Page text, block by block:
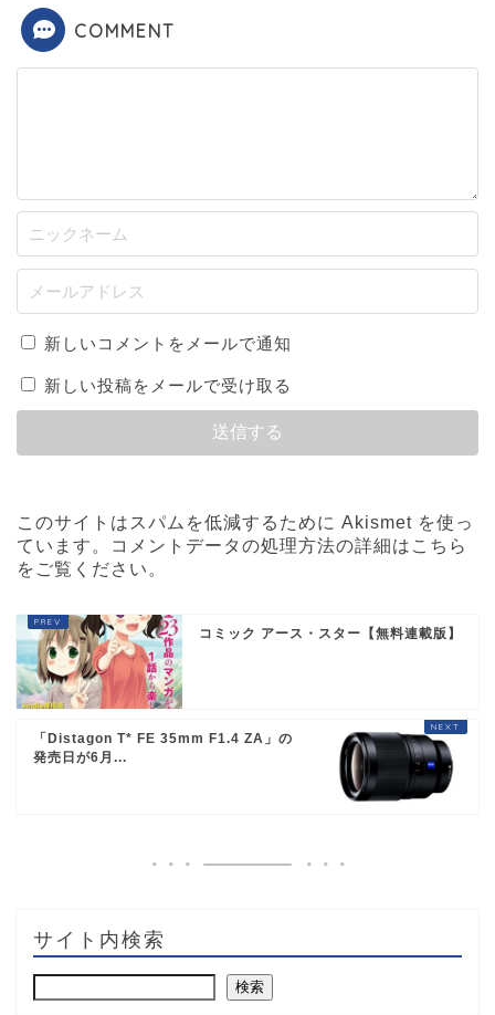
COMMENT
新しいコメントをメールで通知
新しい投稿をメールで受け取る
このサイトはスパムを低減するために Akismet を使っ
ています。
コメントデータの処理方法の詳細はこちら
をご覧ください 。
コミック アース・スター【無料連載版】
「Distagon T* FE 35mm F1.4 ZA」の
発売日が6月...
サイト内検索
検索